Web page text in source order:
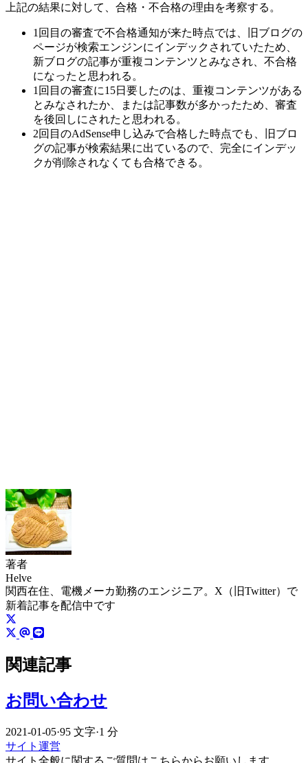
上記の結果に対して、合格・不合格の理由を考察する。
1回目の審査で不合格通知が来た時点では、旧ブログの
ページが検索エンジンにインデックされていたため、
新ブログの記事が重複コンテンツとみなされ、不合格
になったと思われる。
1回目の審査に15日要したのは、重複コンテンツがある
とみなされたか、または記事数が多かったため、審査
を後回しにされたと思われる。
2回目のAdSense申し込みで合格した時点でも、旧ブロ
グの記事が検索結果に出ているので、完全にインデッ
クが削除されなくても合格できる。
著者
Helve
関西在住、電機メーカ勤務のエンジニア。X（旧Twitter）で
新着記事を配信中です
関連記事
お問い合わせ
2021-01-05·95 文字·1 分
サイト運営